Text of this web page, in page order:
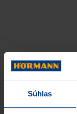
Súhlas